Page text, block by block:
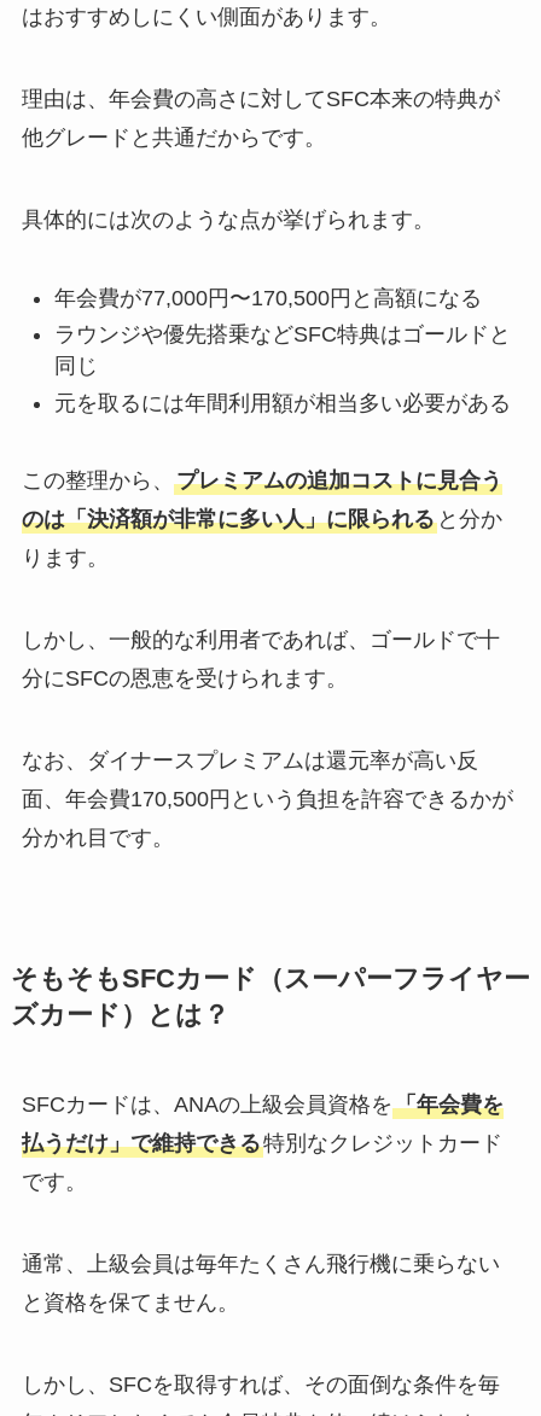
はおすすめしにくい側面があります。
理由は、年会費の高さに対してSFC本来の特典が
他グレードと共通だからです。
具体的には次のような点が挙げられます。
年会費が77,000円〜170,500円と高額になる
ラウンジや優先搭乗などSFC特典はゴールドと
同じ
元を取るには年間利用額が相当多い必要がある
この整理から、 プレミアムの追加コストに見合う
のは「決済額が非常に多い人」に限られると分か
ります。
しかし、一般的な利用者であれば、ゴールドで十
分にSFCの恩恵を受けられます。
なお、ダイナースプレミアムは還元率が高い反
面、年会費170,500円という負担を許容できるかが
分かれ目です。
そもそもSFCカード（スーパーフライヤー
ズカード）とは？
SFCカードは、ANAの上級会員資格を「年会費を
払うだけ」で維持できる特別なクレジットカード
です。
通常、上級会員は毎年たくさん飛行機に乗らない
と資格を保てません。
しかし、SFCを取得すれば、その面倒な条件を毎